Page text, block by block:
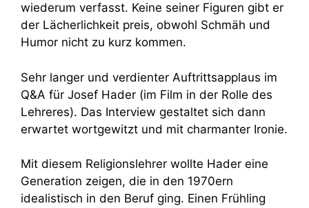
wiederum verfasst. Keine seiner Figuren gibt er
der Lächerlichkeit preis, obwohl Schmäh und
Humor nicht zu kurz kommen.
Sehr langer und verdienter Auftrittsapplaus im
Q&A für Josef Hader (im Film in der Rolle des
Lehreres). Das Interview gestaltet sich dann
erwartet wortgewitzt und mit charmanter Ironie.
Mit diesem Religionslehrer wollte Hader eine
Generation zeigen, die in den 1970ern
idealistisch in den Beruf ging. Einen Frühling